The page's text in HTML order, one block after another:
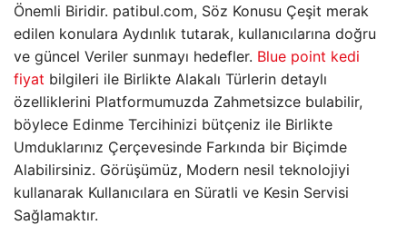
Önemli Biridir. patibul.com, Söz Konusu Çeşit merak
edilen konulara Aydınlık tutarak, kullanıcılarına doğru
ve güncel Veriler sunmayı hedefler. Blue point kedi
fiyat bilgileri ile Birlikte Alakalı Türlerin detaylı
özelliklerini Platformumuzda Zahmetsizce bulabilir,
böylece Edinme Tercihinizi bütçeniz ile Birlikte
Umduklarınız Çerçevesinde Farkında bir Biçimde
Alabilirsiniz. Görüşümüz, Modern nesil teknolojiyi
kullanarak Kullanıcılara en Süratli ve Kesin Servisi
Sağlamaktır.